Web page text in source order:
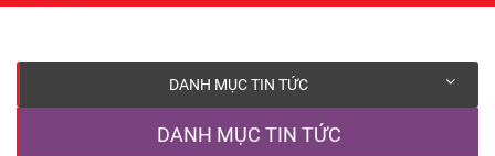
DANH MỤC TIN TỨC
DANH MỤC TIN TỨC